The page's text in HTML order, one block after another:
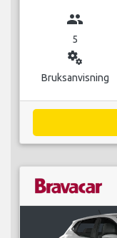
group
5
miscellaneous_services
Bruksanvisning